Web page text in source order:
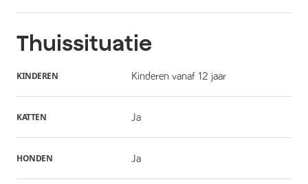
Thuissituatie
KINDEREN Kinderen vanaf 12 jaar
KATTEN Ja
HONDEN Ja